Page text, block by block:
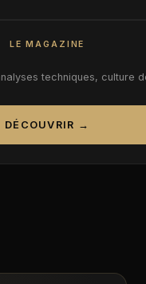
LE MAGAZINE
techniques, culture
DÉCOUVRIR →